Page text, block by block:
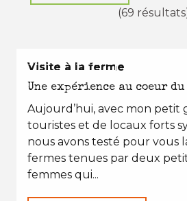
(69
EN TOUTES SAISONS
Visite à la ferme
Une expérience au coeur
Aujourd’hui, avec mon petit
touristes et de locaux forts
nous avons testé pour vous
fermes tenues par deux
femmes qui...